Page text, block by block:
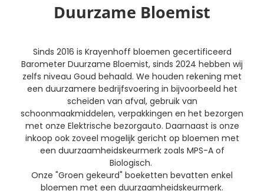
Duurzame Bloemist
Sinds 2016 is Krayenhoff bloemen gecertificeerd
Barometer Duurzame Bloemist, sinds 2024 hebben wij
zelfs niveau Goud behaald. We houden rekening met
een duurzamere bedrijfsvoering in bijvoorbeeld het
scheiden van afval, gebruik van
schoonmaakmiddelen, verpakkingen en het bezorgen
met onze Elektrische bezorgauto. Daarnaast is onze
inkoop ook zoveel mogelijk gericht op bloemen met
een duurzaamheidskeurmerk zoals MPS-A of
Biologisch.
Onze "Groen gekeurd" boeketten bevatten enkel
bloemen met een duurzaamheidskeurmerk.